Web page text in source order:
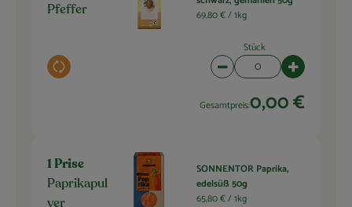
Pfeffer
Auswahl ändern
69,80 € /1kg
Stück
Artikelanzahl verringern
Gesamtpreis:0,00 €
1 Prise
Paprikapul
ver
SONNENTOR Paprika,
edelsüß 50g
65,80 € /1kg